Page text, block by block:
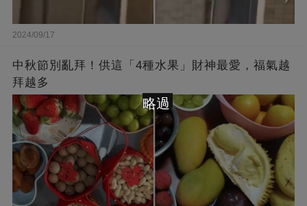
2024/09/17
中秋節別亂拜！供這「4種水果」財神最愛，福氣越
拜越多
略過